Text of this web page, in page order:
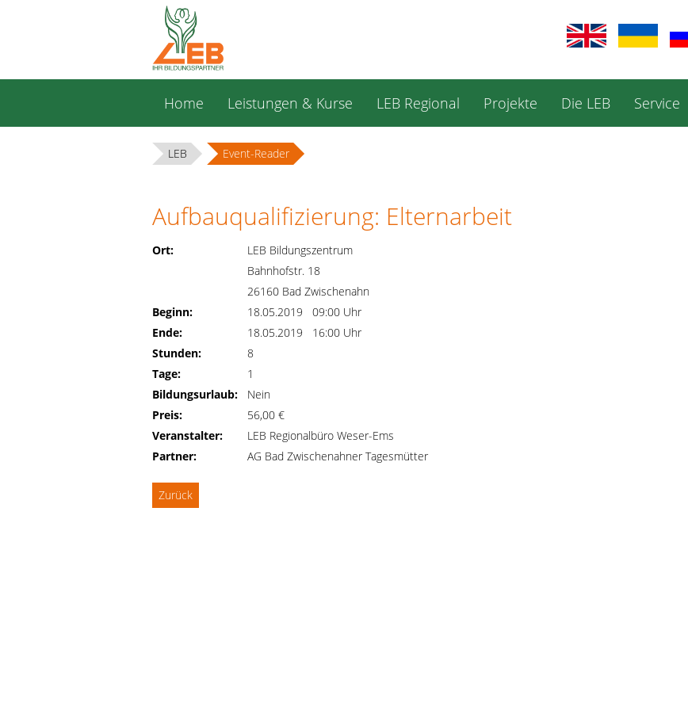
überspringen
Home Leistungen & Kurse LEB Regional Projekte Die LEB Service
LEB Event-Reader
Aufbauqualifizierung: Elternarbeit
Ort:
LEB Bildungszentrum
Bahnhofstr. 18
26160 Bad Zwischenahn
Beginn:
18.05.2019 09:00 Uhr
Ende:
18.05.2019 16:00 Uhr
Stunden:
8
Tage:
1
Bildungsurlaub:
Nein
Preis:
56,00 €
Veranstalter:
LEB Regionalbüro Weser-Ems
Partner:
AG Bad Zwischenahner Tagesmütter
Zurück